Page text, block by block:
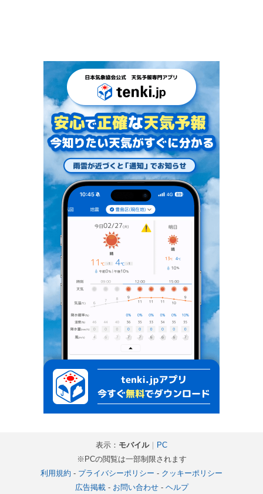
表示： モバイル｜ PC
※PCの閲覧は一部制限されます
利用規約 - プライバシーポリシー - クッキーポリシー
広告掲載- お問い合わせ- ヘルプ